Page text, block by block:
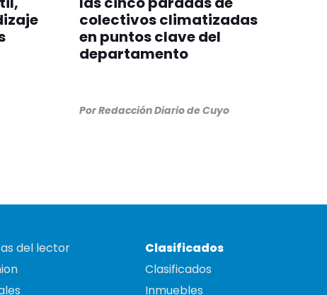
colectivos climatizadas
en puntos clave del
departamento
PorRedacción Diario de Cuyo
del lector
Clasificados
Clasificados
Inmuebles